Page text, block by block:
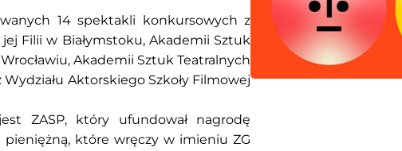
14 spektakli konkursowych z
Filii w Białymstoku, Akademii Sztuk
Akademii Sztuk Teatralnych
Aktorskiego Szkoły Filmowej
ZASP, który ufundował nagrodę
pieniężną, które wręczy w imieniu ZG